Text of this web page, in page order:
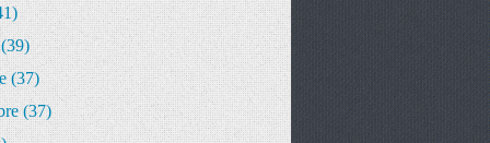
(37)
(37)